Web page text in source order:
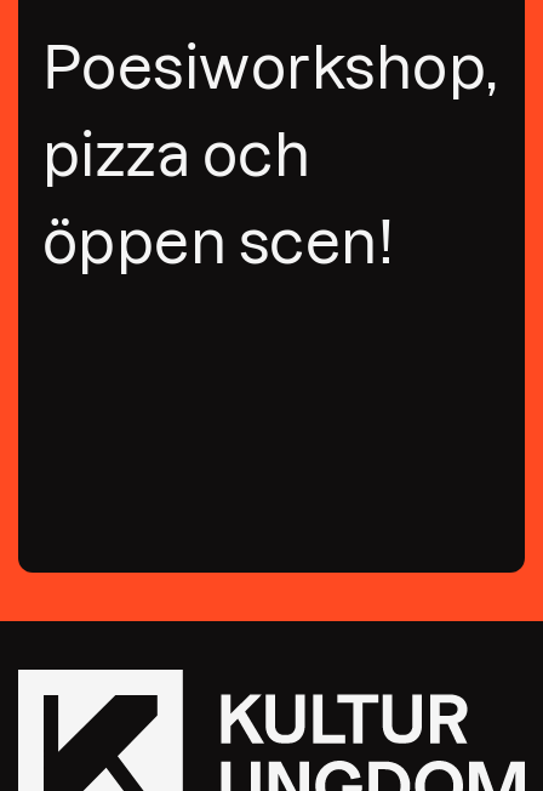
Poesiworkshop,
pizza och
öppen scen!